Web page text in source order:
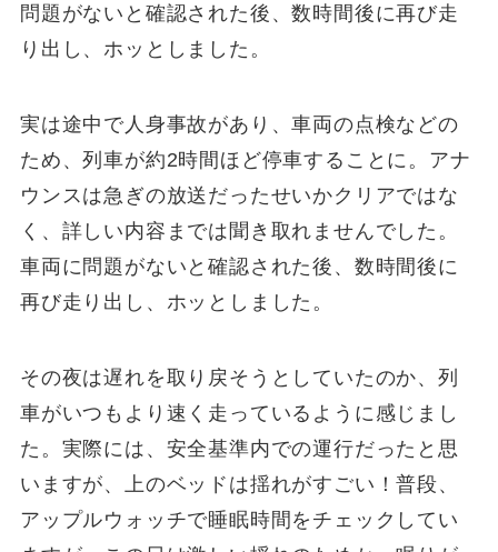
問題がないと確認された後、数時間後に再び走
り出し、ホッとしました。
実は途中で人身事故があり、車両の点検などの
ため、列車が約2時間ほど停車することに。アナ
ウンスは急ぎの放送だったせいかクリアではな
く、詳しい内容までは聞き取れませんでした。
車両に問題がないと確認された後、数時間後に
再び走り出し、ホッとしました。
その夜は遅れを取り戻そうとしていたのか、列
車がいつもより速く走っているように感じまし
た。実際には、安全基準内での運行だったと思
いますが、上のベッドは揺れがすごい！普段、
アップルウォッチで睡眠時間をチェックしてい